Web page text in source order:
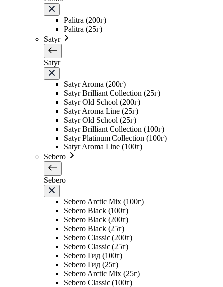
Palitra (200г)
Palitra (25г)
Satyr
Satyr
Satyr Aroma (200г)
Satyr Brilliant Collection (25г)
Satyr Old School (200г)
Satyr Aroma Line (25г)
Satyr Old School (25г)
Satyr Brilliant Collection (100г)
Satyr Platinum Collection (100г)
Satyr Aroma Line (100г)
Sebero
Sebero
Sebero Arctic Mix (100г)
Sebero Black (100г)
Sebero Black (200г)
Sebero Black (25г)
Sebero Classic (200г)
Sebero Classic (25г)
Sebero Гид (100г)
Sebero Гид (25г)
Sebero Arctic Mix (25г)
Sebero Classic (100г)